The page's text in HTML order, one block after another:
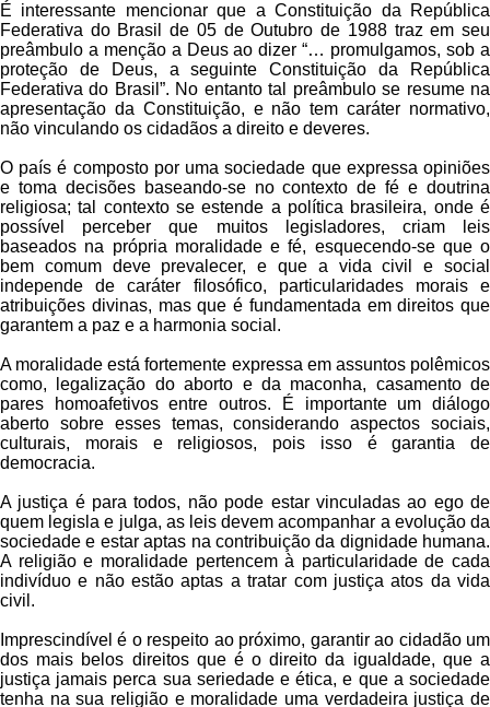
É interessante mencionar que a Constituição da República
Federativa do Brasil de 05 de Outubro de 1988 traz em seu
preâmbulo a menção a Deus ao dizer“… promulgamos, sob a
proteção de Deus, a seguinte Constituição da República
Federativa do Brasil”. No entanto tal preâmbulo se resume na
apresentação da Constituição, e não tem caráter normativo,
não vinculando os cidadãos a direito e deveres.
O país é composto por uma sociedade que expressa opiniões
e toma decisões baseando-se no contexto de fé e doutrina
religiosa; tal contexto se estende a política brasileira, onde é
possível perceber que muitos legisladores, criam leis
baseados na própria moralidade e fé, esquecendo-se que o
bem comum deve prevalecer, e que a vida civil e social
independe de caráter filosófico, particularidades morais e
atribuições divinas, mas que é fundamentada em direitos que
garantem a paz e a harmonia social.
A moralidade está fortemente expressa em assuntos polêmicos
como, legalização do aborto e da maconha, casamento de
pares homoafetivos entre outros. É importante um diálogo
aberto sobre esses temas, considerando aspectos sociais,
culturais, morais e religiosos, pois isso é garantia de
democracia.
A justiça é para todos, não pode estar vinculadas ao ego de
quem legisla e julga, as leis devem acompanhar a evolução da
sociedade e estar aptas na contribuição da dignidade humana.
A religião e moralidade pertencem à particularidade de cada
indivíduo e não estão aptas a tratar com justiça atos da vida
civil.
Imprescindível é o respeito ao próximo, garantir ao cidadão um
dos mais belos direitos que é o direito da igualdade, que a
justiça jamais perca sua seriedade e ética, e que a sociedade
tenha na sua religião e moralidade uma verdadeira justiça de